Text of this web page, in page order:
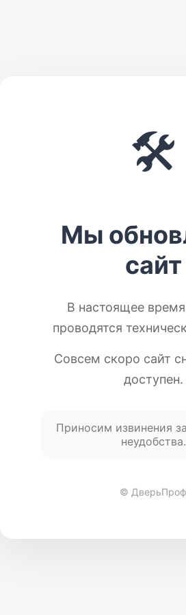
🛠️
Мы
сайт
В настоящее время
проводятся
Совсем скоро сайт
доступен.
Приносим извинения
неудобства.
© ДверьПроф